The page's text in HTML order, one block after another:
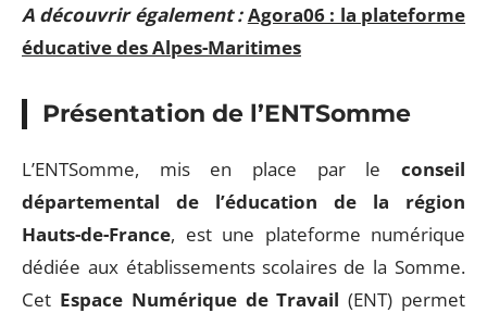
A découvrir également : Agora06 : la plateforme
éducative des Alpes-Maritimes
Présentation de l’ENTSomme
L’ENTSomme, mis en place par le conseil
départemental de l’éducation de la région
Hauts-de-France, est une plateforme numérique
dédiée aux établissements scolaires de la Somme.
Cet Espace Numérique de Travail (ENT) permet